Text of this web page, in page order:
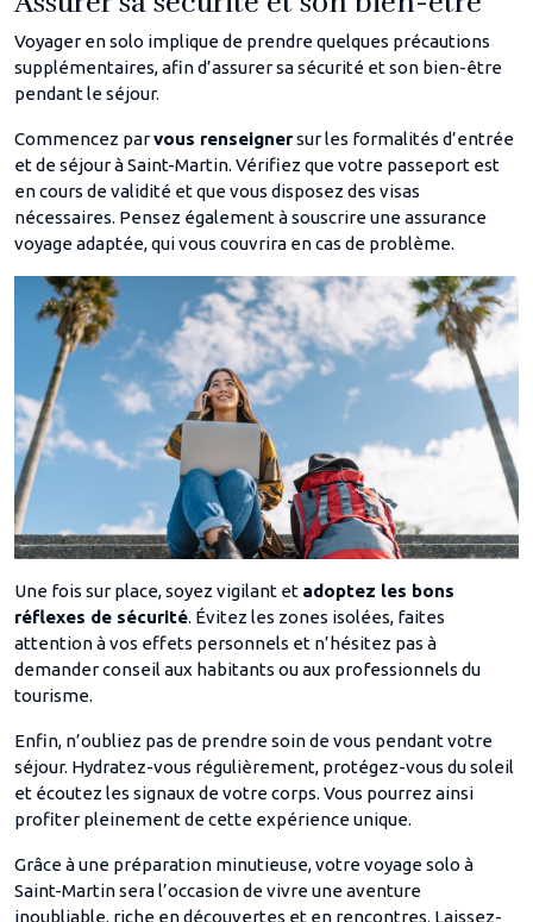
Voyager en solo implique de prendre quelques précautions
supplémentaires, afin d’assurer sa sécurité et son bien-être
pendant le séjour.
Commencez parvous renseignersur les formalités d’entrée
et de séjour à Saint-Martin. Vérifiez que votre passeport est
en cours de validité et que vous disposez des visas
nécessaires. Pensez également à souscrire une assurance
voyage adaptée, qui vous couvrira en cas de problème.
Une fois sur place, soyez vigilant et adoptez les bons
réflexes de sécurité. Évitez les zones isolées, faites
attention à vos effets personnels et n’hésitez pas à
demander conseil aux habitants ou aux professionnels du
tourisme.
Enfin, n’oubliez pas de prendre soin de vous pendant votre
séjour. Hydratez-vous régulièrement, protégez-vous du soleil
et écoutez les signaux de votre corps. Vous pourrez ainsi
profiter pleinement de cette expérience unique.
Grâce à une préparation minutieuse, votre voyage solo à
Saint-Martin sera l’occasion de vivre une aventure
inoubliable, riche en découvertes et en rencontres. Laissez-